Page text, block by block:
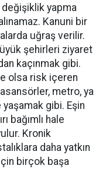
yapma
Kanuni bir
uğraş verilir.
şehirleri ziyaret
kaçınmak gibi.
olsa risk içeren
metro, ya
gibi. Eşin
bağımlı hale
Kronik
daha yatkın
birçok başa